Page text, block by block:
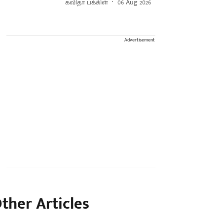
Advertisement
Articles